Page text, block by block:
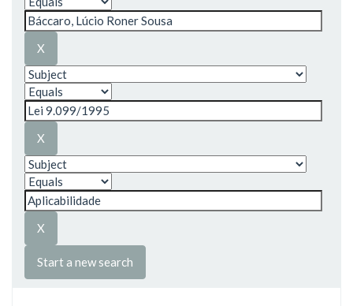
Start a new search